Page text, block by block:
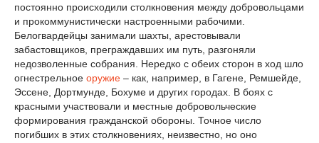
постоянно происходили столкновения между добровольцами
и прокоммунистически настроенными рабочими.
Белогвардейцы занимали шахты, арестовывали
забастовщиков, преграждавших им путь, разгоняли
недозволенные собрания. Нередко с обеих сторон в ход шло
огнестрельное оружие – как, например, в Гагене, Ремшейде,
Эссене, Дортмунде, Бохуме и других городах. В боях с
красными участвовали и местные добровольческие
формирования гражданской обороны. Точное число
погибших в этих столкновениях, неизвестно, но оно